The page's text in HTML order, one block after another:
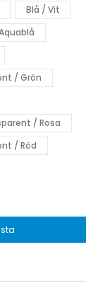
Blå / Vit
/ Grön
/ Rosa
/ Röd